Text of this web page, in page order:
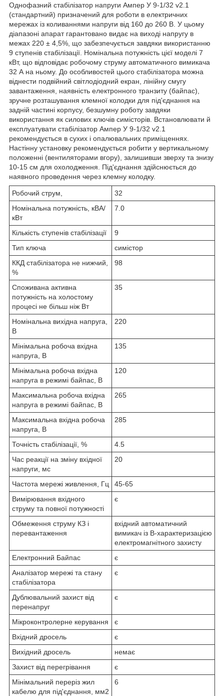
Однофазний стабілізатор напруги Ампер У 9-1/32 v2.1
(стандартний) призначений для роботи в електричних
мережах із коливаннями напруги від 160 до 260 В. У цьому
діапазоні апарат гарантовано видає на виході напругу в
межах 220 ± 4,5%, що забезпечується завдяки використанню
9 ступенів стабілізації. Номінальна потужність цієї моделі 7
кВт, що відповідає робочому струму автоматичного вимикача
32 А на ньому. До особливостей цього стабілізатора можна
віднести подвійний світлодіодний екран, лінійну смугу
завантаження, наявність електронного транзиту (байпас),
зручне розташування клемної колодки для під'єднання на
задній частині корпусу, безшумну роботу завдяки
використання як силових ключів симісторів. Встановлювати й
експлуатувати стабілізатор Ампер У 9-1/32 v2.1
рекомендується в сухих і опалювальних приміщеннях.
Настінну установку рекомендується робити у вертикальному
положенні (вентиляторами вгору), залишивши зверху та знизу
10-15 см для охолодження. Під'єднання здійснюється до
наявного проведення через клемну колодку.
Робочий струм,
32
Номінальна потужність, кВА/
кВт
7.0
Кількість ступенів стабілізації
9
Тип ключа
симістор
ККД стабілізатора не нижчий,
%
98
Споживана активна
потужність на холостому
процесі не більш ніж Вт
35
Номінальна вихідна напруга,
В
220
Мінімальна робоча вхідна
напруга, В
135
Мінімальна робоча вхідна
напруга в режимі байпас, В
120
Максимальна робоча вхідна
напруга в режимі байпас, В
265
Максимальна вхідна робоча
напруга, В
285
Точність стабілізації, %
4.5
Час реакції на зміну вхідної
напруги, мс
20
Частота мережі живлення, Гц
45-65
Вимірювання вхідного
струму та повної потужності
є
Обмеження струму КЗ і
перевантаження
вхідний автоматичний
вимикач із B-характеризацією
електромагнітного захисту
Електронний Байпас
є
Аналізатор мережі та стану
стабілізатора
є
Дублювальний захист від
перенапруг
є
Мікроконтролерне керування
є
Вхідний дросель
є
Вихідний дросель
немає
Захист від перегрівання
є
Мінімальний переріз жил
кабелю для під'єднання, мм2
6